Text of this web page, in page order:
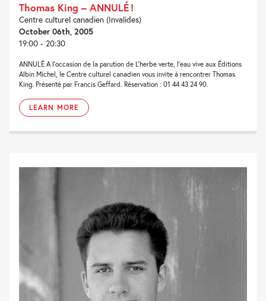
Thomas King – ANNULÉ !
Centre culturel canadien (Invalides)
October 06th, 2005
19:00 - 20:30
ANNULÉ A l’occasion de la parution de L’herbe verte, l’eau vive aux Éditions
Albin Michel, le Centre culturel canadien vous invite à rencontrer Thomas
King. Présenté par Francis Geffard. Réservation : 01 44 43 24 90.
LEARN MORE